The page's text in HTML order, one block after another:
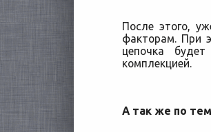
После этого,
факторам. При
цепочка
комплекцией.
А так же по